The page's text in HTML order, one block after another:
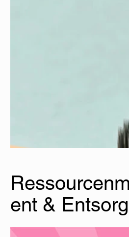
ent &